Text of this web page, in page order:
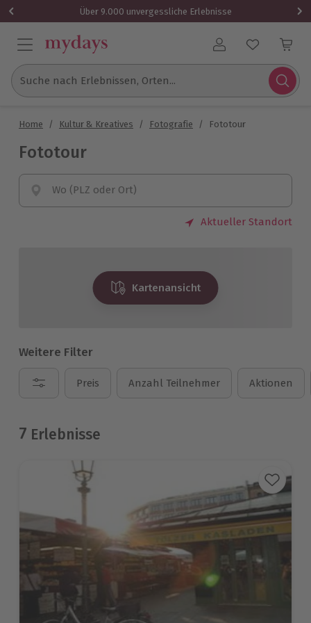
Über 9.000 unvergessliche Erlebnisse
Benutzerkonto
Suche nach Erlebnissen, Orten...
Home / Kultur & Kreatives / Fotografie / Fototour
Fototour
Wo (PLZ oder Ort)
Aktueller Standort
Kartenansicht
Weitere Filter
Preis Anzahl Teilnehmer Aktionen
7 Erlebnisse